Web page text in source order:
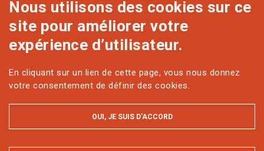
NOUS CONTACTER
Sur les réseaux
Nous utilisons des cookies sur ce
site pour améliorer votre
expérience d’utilisateur.
En cliquant sur un lien de cette page, vous nous donnez
votre consentement de définir des cookies.
OUI, JE SUIS D'ACCORD